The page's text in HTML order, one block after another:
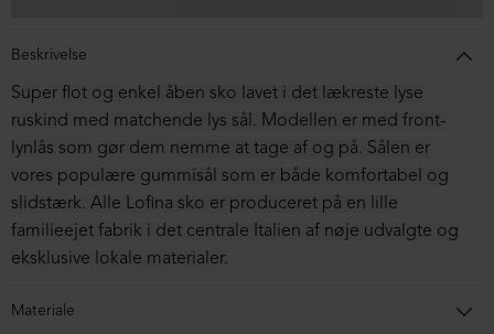
Beskrivelse
Super flot og enkel åben sko lavet i det lækreste lyse
ruskind med matchende lys sål. Modellen er med front-
lynlås som gør dem nemme at tage af og på. Sålen er
vores populære gummisål som er både komfortabel og
slidstærk. Alle Lofina sko er produceret på en lille
familieejet fabrik i det centrale Italien af nøje udvalgte og
eksklusive lokale materialer.
Materiale